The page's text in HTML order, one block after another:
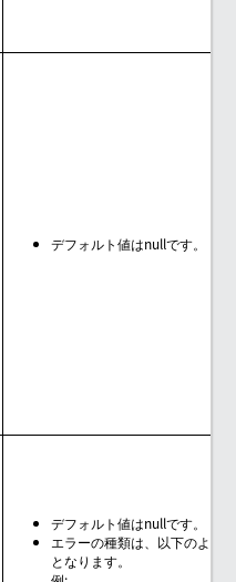
デフォルト値はnullです。
デフォルト値はnullです。
エラーの種類は、以下のよう
となります。